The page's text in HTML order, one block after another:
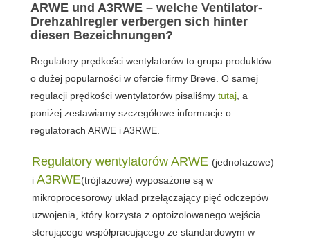
ARWE und A3RWE – welche Ventilator-
Drehzahlregler verbergen sich hinter
diesen Bezeichnungen?
Regulatory prędkości wentylatorów to grupa produktów
o dużej popularności w ofercie firmy Breve. O samej
regulacji prędkości wentylatorów pisaliśmy tutaj, a
poniżej zestawiamy szczegółowe informacje o
regulatorach ARWE i A3RWE.
Regulatory wentylatorów ARWE (jednofazowe)
i A3RWE(trójfazowe) wyposażone są w
mikroprocesorowy układ przełączający pięć odczepów
uzwojenia, który korzysta z optoizolowanego wejścia
sterującego współpracującego ze standardowym w